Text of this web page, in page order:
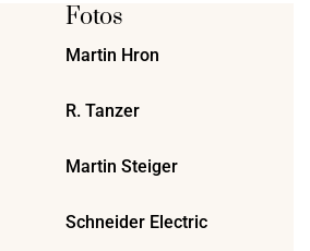
Fotos
Martin Hron
R. Tanzer
Martin Steiger
Schneider Electric